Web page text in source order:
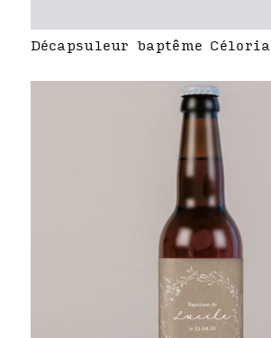
Décapsuleur baptême Céloria